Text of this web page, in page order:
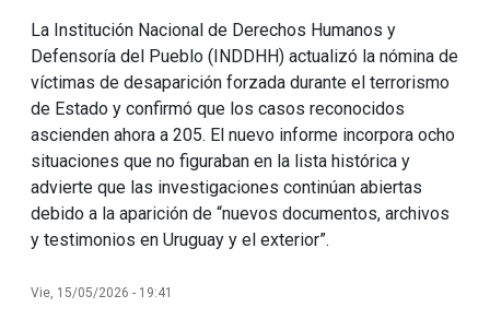
La Institución Nacional de Derechos Humanos y
Defensoría del Pueblo (INDDHH) actualizó la nómina de
víctimas de desaparición forzada durante el terrorismo
de Estado y confirmó que los casos reconocidos
ascienden ahora a 205. El nuevo informe incorpora ocho
situaciones que no figuraban en la lista histórica y
advierte que las investigaciones continúan abiertas
debido a la aparición de “nuevos documentos, archivos
y testimonios en Uruguay y el exterior”.
Vie, 15/05/2026 - 19:41